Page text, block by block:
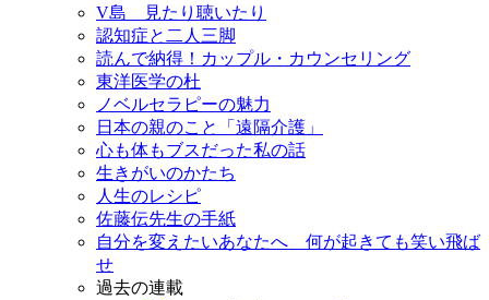
V島 見たり聴いたり
認知症と二人三脚
読んで納得！カップル・カウンセリング
東洋医学の杜
ノベルセラピーの魅力
日本の親のこと「遠隔介護」
心も体もブスだった私の話
生きがいのかたち
人生のレシピ
佐藤伝先生の手紙
自分を変えたいあなたへ 何が起きても笑い飛ば
せ
過去の連載